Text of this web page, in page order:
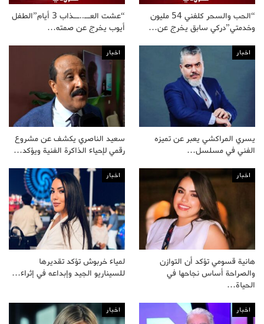
“الحب والسحر كلفني 54 مليون
وخدمتي”دركي سابق يخرج عن…
“عشت العــ..ــذاب 3 أيام”الطفل
أيوب يخرج عن صمته…
اخبار
يسري المراكشي يعبر عن تميزه
الفني في مسلسل…
اخبار
سعيد الناصري يكشف عن مشروع
رقمي لإحياء الذاكرة الفنية ويؤكد…
اخبار
هانية قسومي تؤكد أن التوازن
والصراحة أساس نجاحها في
الحياة…
اخبار
لمياء خربوش تؤكد تقديرها
للسيناريو الجيد وإبداعه في إثراء…
اخبار اخبار